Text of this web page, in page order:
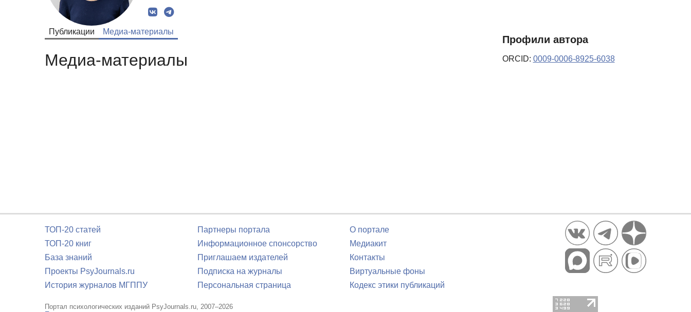
Публикации Медиа-материалы
Медиа-материалы
Профили автора
ORCID: 0009-0006-8925-6038
ТОП-20 статей
ТОП-20 книг
База знаний
Проекты PsyJournals.ru
История журналов МГППУ
Партнеры портала
Информационное спонсорство
Приглашаем издателей
Подписка на журналы
Персональная страница
О портале
Медиакит
Контакты
Виртуальные фоны
Кодекс этики публикаций
Портал психологических изданий PsyJournals.ru, 2007–2026